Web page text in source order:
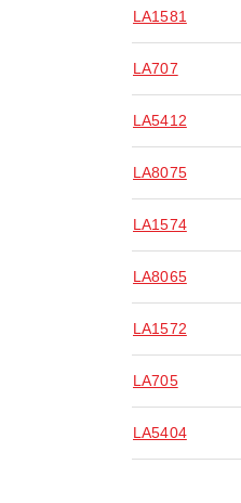
LA1581
LA707
LA5412
LA8075
LA1574
LA8065
LA1572
LA705
LA5404